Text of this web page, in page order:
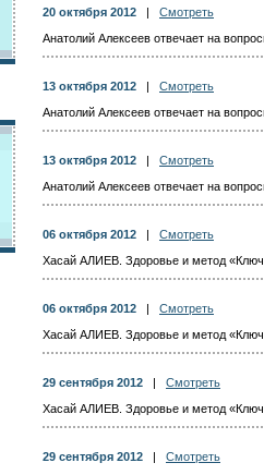
20 октября 2012
Смотреть
Анатолий Алексеев отвечает на
13 октября 2012
Смотреть
Анатолий Алексеев отвечает на
13 октября 2012
Смотреть
Анатолий Алексеев отвечает на
06 октября 2012
Смотреть
Хасай АЛИЕВ. Здоровье и метод
06 октября 2012
Смотреть
Хасай АЛИЕВ. Здоровье и метод
29 сентября 2012
Смотреть
Хасай АЛИЕВ. Здоровье и метод
29 сентября 2012
Смотреть